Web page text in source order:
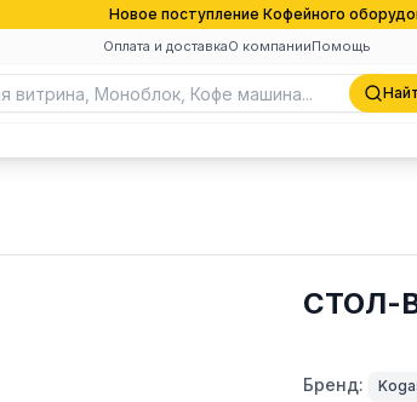
Новое поступление Кофейного
Оплата и доставкаО компанииПомощь
СТОЛ-
Бренд: